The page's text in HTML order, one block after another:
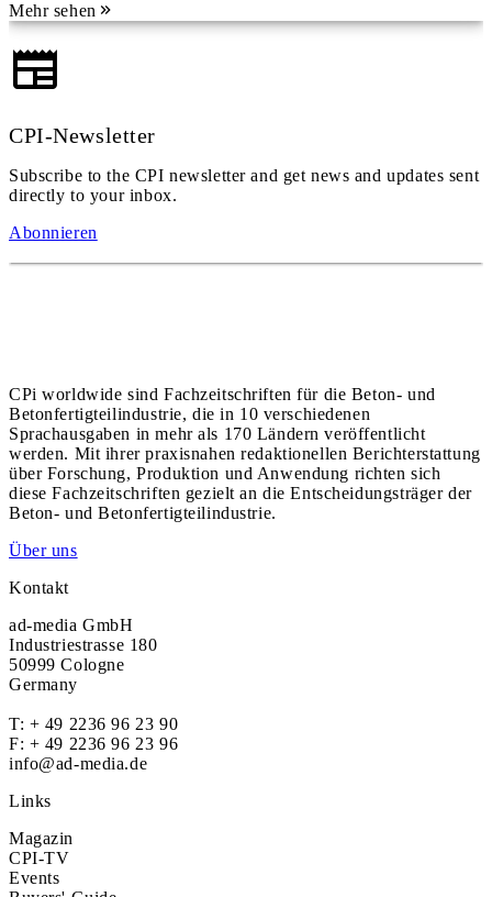
Mehr sehen
CPI-Newsletter
Subscribe to the CPI newsletter and get news and updates sent
directly to your inbox.
Abonnieren
CPi worldwide sind Fachzeitschriften für die Beton- und
Betonfertigteilindustrie, die in 10 verschiedenen
Sprachausgaben in mehr als 170 Ländern veröffentlicht
werden. Mit ihrer praxisnahen redaktionellen Berichterstattung
über Forschung, Produktion und Anwendung richten sich
diese Fachzeitschriften gezielt an die Entscheidungsträger der
Beton- und Betonfertigteilindustrie.
Über uns
Kontakt
ad-media GmbH
Industriestrasse 180
50999 Cologne
Germany
T: + 49 2236 96 23 90
F: + 49 2236 96 23 96
info@ad-media.de
Links
Magazin
CPI-TV
Events